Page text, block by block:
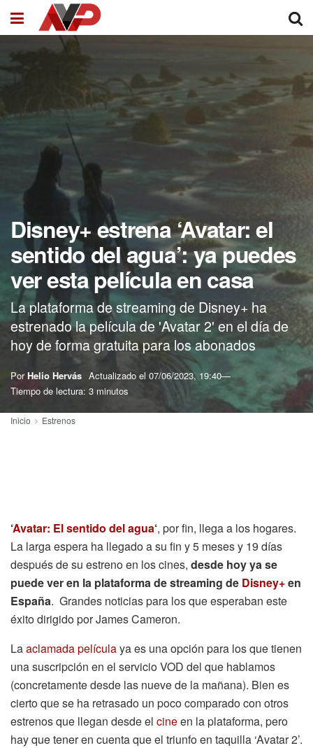
Disney+ estrena ‘Avatar: el
sentido del agua’: ya puedes
ver esta película en casa
La plataforma de streaming de Disney+ ha
estrenado la película de 'Avatar 2' en el día de
hoy de forma gratuita para los abonados
Por Helio Hervás Actualizado el 07/06/2023, 19:40
Tiempo de lectura: 3 minutos
Inicio Estrenos
‘Avatar: El sentido del agua‘, por fin, llega a los hogares.
La larga espera ha llegado a su fin y 5 meses y 19 días
después de su estreno en los cines, desde hoy ya se
puede ver en la plataforma de streaming de Disney+en
España. Grandes noticias para los que esperaban este
éxito dirigido por James Cameron.
Laaclamada películaya es una opción para los que tienen
una suscripción en el servicio VOD del que hablamos
(concretamente desde las nueve de la mañana). Bien es
cierto que se ha retrasado un poco comparado con otros
estrenos que llegan desde el cineen la plataforma, pero
hay que tener en cuenta que el triunfo en taquilla ‘Avatar 2’.